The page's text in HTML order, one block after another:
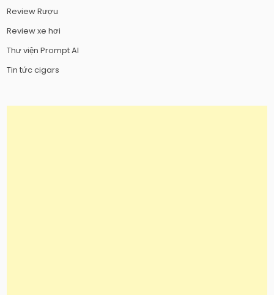
Review Rượu
Review xe hơi
Thư viện Prompt AI
Tin tức cigars